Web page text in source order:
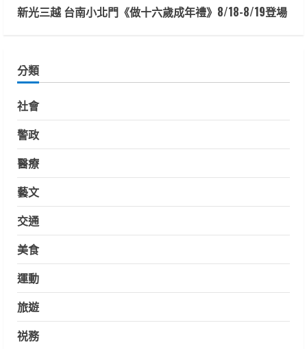
新光三越 台南小北門《做十六歲成年禮》8/18-8/19登場
分類
社會
警政
醫療
藝文
交通
美食
運動
旅遊
祱務